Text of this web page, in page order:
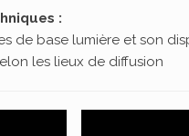
:
de base lumière et son
les lieux de diffusion